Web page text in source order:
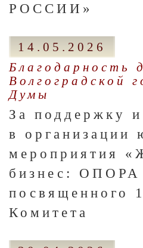
РОССИИ»
14.05.2026
Благодарность
Волгоградской
Думы
За поддержку и
в организации
мероприятия
бизнес:
посвященного
Комитета